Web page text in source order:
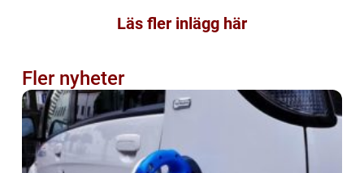
Läs fler inlägg här
Fler nyheter